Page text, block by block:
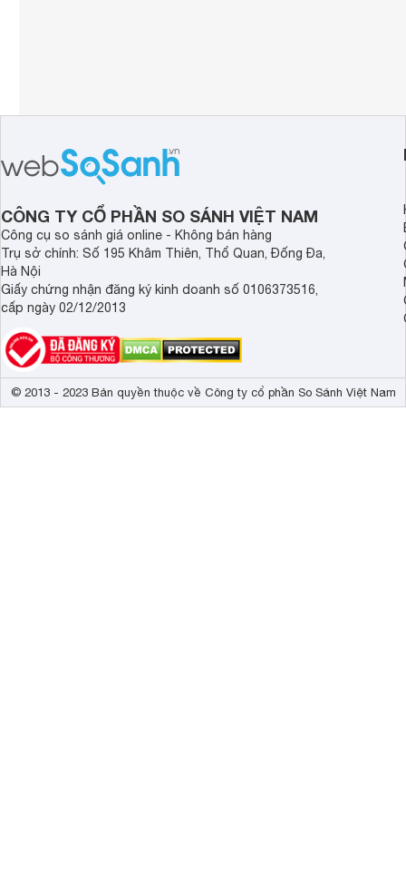
CÔNG TY CỔ PHẦN SO SÁNH VIỆT NAM
Công cụ so sánh giá online - Không bán hàng
Trụ sở chính: Số 195 Khâm Thiên, Thổ Quan, Đống Đa,
Hà Nội
Giấy chứng nhận đăng ký kinh doanh số 0106373516,
cấp ngày 02/12/2013
© 2013 - 2023 Bản quyền thuộc về Công ty cổ phần So Sánh Việt Nam